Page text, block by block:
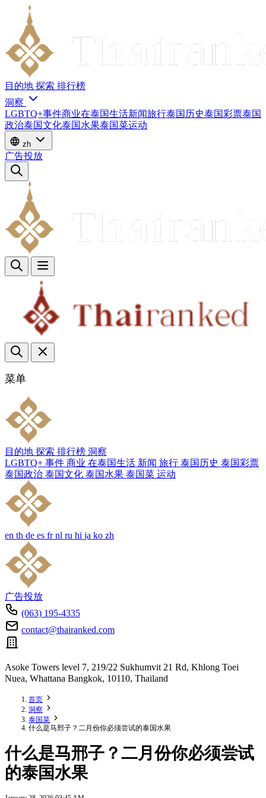
目的地 探索 排行榜
洞察
LGBTQ+事件商业在泰国生活新闻旅行泰国历史泰国彩票泰国
政治泰国文化泰国水果泰国菜运动
zh
广告投放
菜单
目的地 探索 排行榜 洞察
LGBTQ+ 事件 商业 在泰国生活 新闻 旅行 泰国历史 泰国彩票
泰国政治 泰国文化 泰国水果 泰国菜 运动
en th de es fr nl ru hi ja ko zh
广告投放
(063) 195-4335
contact@thairanked.com
Asoke Towers level 7, 219/22 Sukhumvit 21 Rd, Khlong Toei
Nuea, Whattana Bangkok, 10110, Thailand
首页
洞察
泰国菜
什么是马邢子？二月份你必须尝试的泰国水果
什么是马邢子？二月份你必须尝试
的泰国水果